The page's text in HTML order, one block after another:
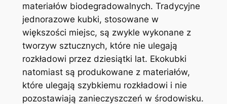
materiałów biodegradowalnych. Tradycyjne
jednorazowe kubki, stosowane w
większości miejsc, są zwykle wykonane z
tworzyw sztucznych, które nie ulegają
rozkładowi przez dziesiątki lat. Ekokubki
natomiast są produkowane z materiałów,
które ulegają szybkiemu rozkładowi i nie
pozostawiają zanieczyszczeń w środowisku.